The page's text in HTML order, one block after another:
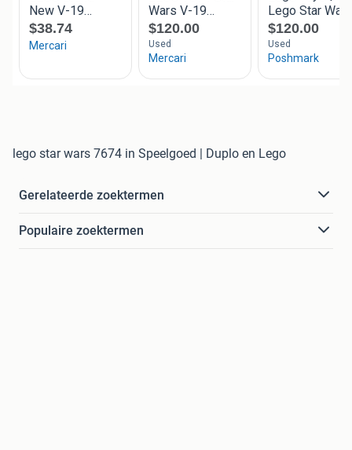
lego star wars 7674 in Speelgoed | Duplo en Lego
Gerelateerde zoektermen
Populaire zoektermen